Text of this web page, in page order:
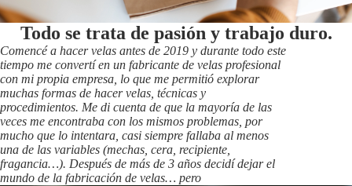
Todo se trata de pasión y trabajo duro.
Comencé a hacer velas antes de 2019 y durante todo este
tiempo me convertí en un fabricante de velas profesional
con mi propia empresa, lo que me permitió explorar
muchas formas de hacer velas, técnicas y
procedimientos. Me di cuenta de que la mayoría de las
veces me encontraba con los mismos problemas, por
mucho que lo intentara, casi siempre fallaba al menos
una de las variables (mechas, cera, recipiente,
fragancia…). Después de más de 3 años decidí dejar el
mundo de la fabricación de velas… pero